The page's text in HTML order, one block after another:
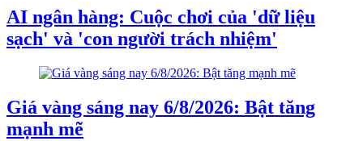
AI ngân hàng: Cuộc chơi của 'dữ liệu
sạch' và 'con người trách nhiệm'
Giá vàng sáng nay 6/8/2026: Bật tăng
mạnh mẽ